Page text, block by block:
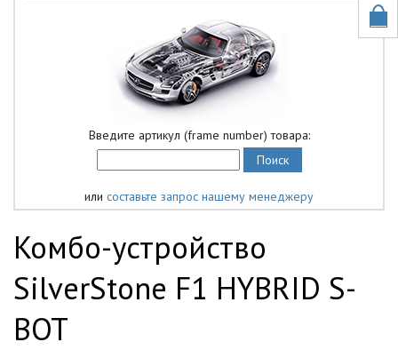
Введите артикул (frame number) товара:
или составьте запрос нашему менеджеру
Комбо-устройство
SilverStone F1 HYBRID S-
BOT